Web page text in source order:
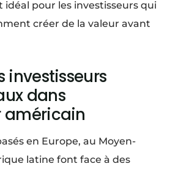
pour les investisseurs qui
créer de la valeur avant
investisseurs
dans
américain
en Europe, au Moyen-
latine font face à des